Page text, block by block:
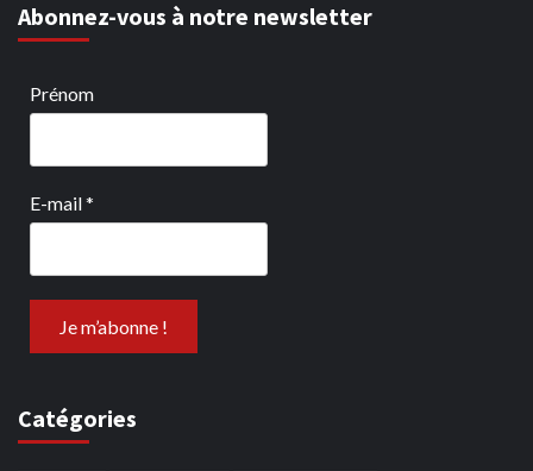
Abonnez-vous à notre newsletter
Prénom
E-mail*
Catégories